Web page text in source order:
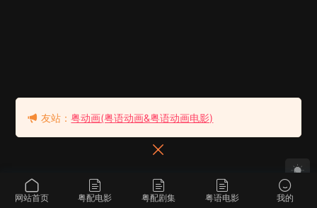
网站首页 粤配电影 粤配剧集 粤语电影 我的
友站：粤动画(粤语动画&粤语动画电影)